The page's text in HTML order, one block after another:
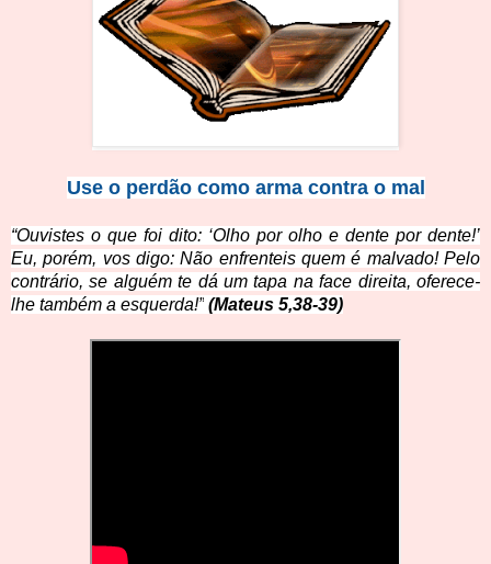
Use o perdão como arma contra o mal
“Ouvistes o que foi dito: ‘Olho por olho e dente por dente!’
Eu, porém, vos digo: Não enfrenteis quem é malvado! Pelo
contrário, se alguém te dá um tapa na face direita, oferece-
lhe também a esquerda!” (Mateus 5,38-39)